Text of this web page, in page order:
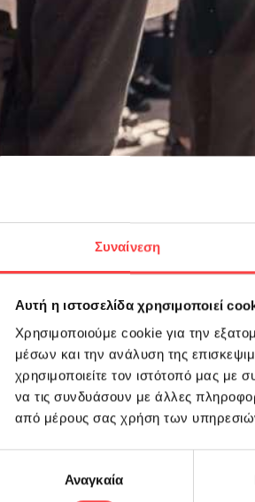
Συναίνεση
Αυτή η ιστοσελίδα χρησιμοποιεί
Χρησιμοποιούμε cookie για την
μέσων και την ανάλυση της
χρησιμοποιείτε τον ιστότοπό μας με
να τις συνδυάσουν με άλλες
από μέρους σας χρήση των
συγκατάθεσηςΑναγκαία